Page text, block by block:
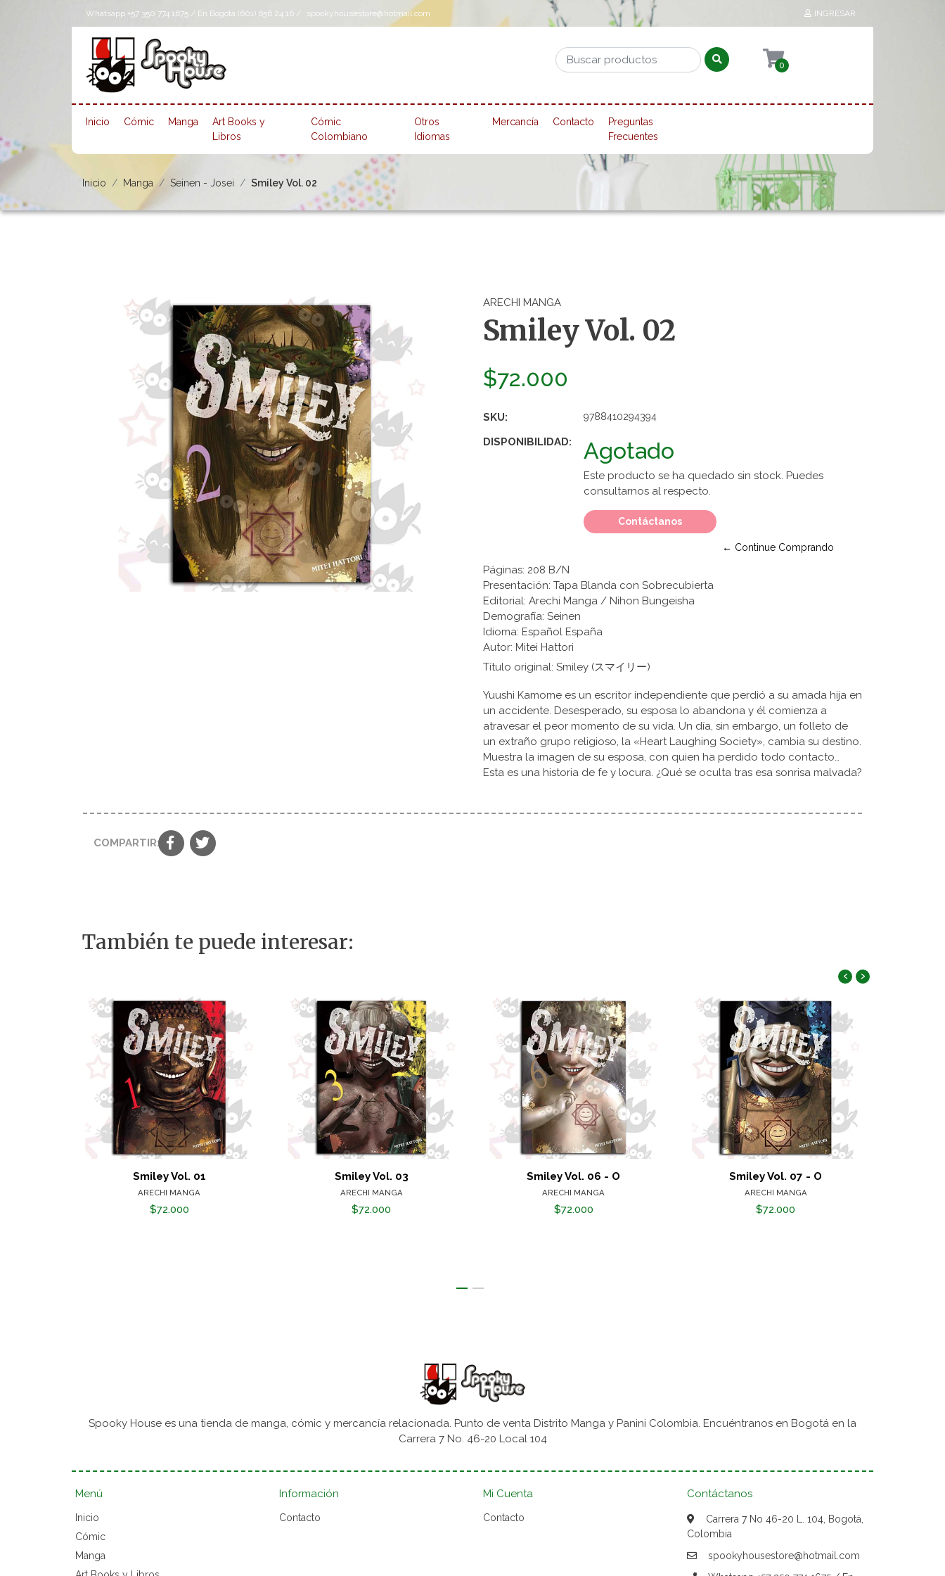
Whatsapp +57 350 774 1675 / En Bogotá (601) 656 24 16 / spookyhousestore@hotmail.com INGRESAR
0
Inicio Cómic Manga
Art Books y
Libros
Cómic
Colombiano
Otros
Idiomas
Mercancía Contacto
Preguntas
Frecuentes
Inicio Manga Seinen - Josei Smiley Vol. 02
ARECHI MANGA
Smiley Vol. 02
$72.000
SKU: 9788410294394
DISPONIBILIDAD: Agotado
Este producto se ha quedado sin stock. Puedes
consultarnos al respecto.
Contáctanos
← Continue Comprando
Páginas: 208 B/N
Presentación: Tapa Blanda con Sobrecubierta
Editorial: Arechi Manga / Nihon Bungeisha
Demografía: Seinen
Idioma: Español España
Autor: Mitei Hattori
Título original: Smiley (スマイリー)
Yuushi Kamome es un escritor independiente que perdió a su amada hija en
un accidente. Desesperado, su esposa lo abandona y él comienza a
atravesar el peor momento de su vida. Un día, sin embargo, un folleto de
un extraño grupo religioso, la «Heart Laughing Society», cambia su destino.
Muestra la imagen de su esposa, con quien ha perdido todo contacto…
Esta es una historia de fe y locura. ¿Qué se oculta tras esa sonrisa malvada?
COMPARTIR:
También te puede interesar:
Smiley Vol. 01
ARECHI MANGA
$72.000
Smiley Vol. 03
ARECHI MANGA
$72.000
Smiley Vol. 06 - O
ARECHI MANGA
$72.000
Smiley Vol. 07 - O
ARECHI MANGA
$72.000
‹ ›
Spooky House es una tienda de manga, cómic y mercancía relacionada. Punto de venta Distrito Manga y Panini Colombia. Encuéntranos en Bogotá en la
Carrera 7 No. 46-20 Local 104
Menú
Inicio
Cómic
Manga
Información
Contacto
Mi Cuenta
Contacto
Contáctanos
Carrera 7 No 46-20 L. 104, Bogotá,
Colombia
spookyhousestore@hotmail.com